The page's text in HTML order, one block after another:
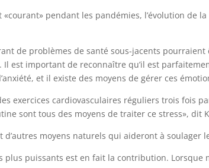
pendant les pandémies, l’évolution de
de problèmes de santé sous-jacents
est important de reconnaître qu’il est
et il existe des moyens de gérer ces
exercices cardiovasculaires réguliers trois fois
sont tous des moyens de traiter ce stress», dit
d’autres moyens naturels qui aideront à soulager
plus puissants est en fait la contribution. Lorsque